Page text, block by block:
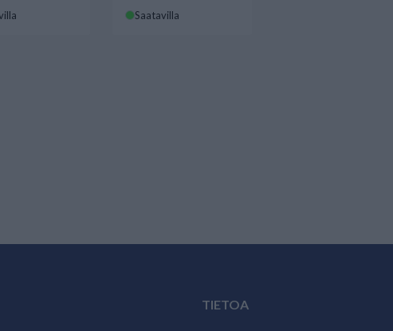
Saatavilla
TIETOA